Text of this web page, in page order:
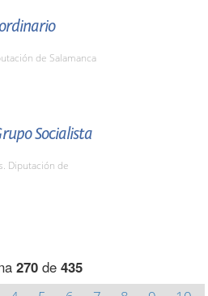
de Salamanca
Socialista
Diputación de
270de 435